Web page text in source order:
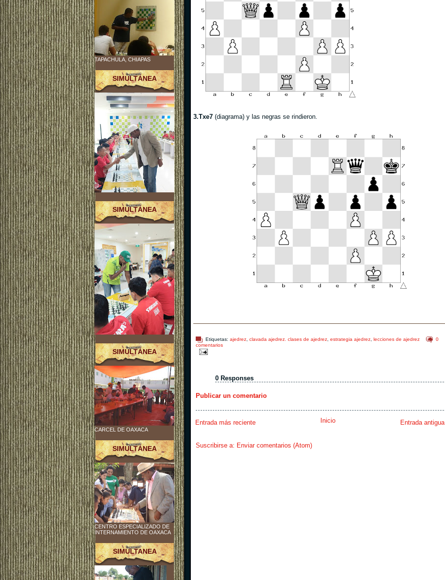
3.Txe7 (diagrama) y las negras se rindieron.
Etiquetas: ajedrez clavada ajedrez. clases de ajedrez estrategia ajedrez lecciones de ajedrez
0
comentarios
0 Responses
Publicar un comentario
Entrada más reciente Entrada antigua
Inicio
Suscribirse a: Enviar comentarios (Atom)
TAPACHULA, CHIAPAS
SIMULTÁNEA
SIMULTÁNEA
SIMULTÁNEA
CARCEL DE OAXACA
SIMULTÁNEA
CENTRO ESPECIALIZADO DE
INTERNAMIENTO DE OAXACA
SIMULTANEA